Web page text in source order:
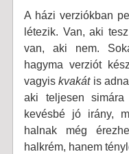
A házi verziókban
létezik. Van, aki
van, aki nem.
hagyma verziót
vagyiskvakátis
aki teljesen
kevésbé jó irány,
halnak még
halkrém, hanem